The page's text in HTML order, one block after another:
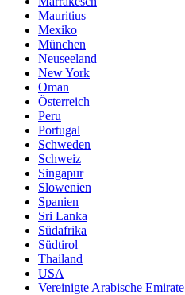
Mauritius
Mexiko
München
Neuseeland
New York
Oman
Österreich
Peru
Portugal
Schweden
Schweiz
Singapur
Slowenien
Spanien
Sri Lanka
Südafrika
Südtirol
Thailand
USA
Vereinigte Arabische Emirate